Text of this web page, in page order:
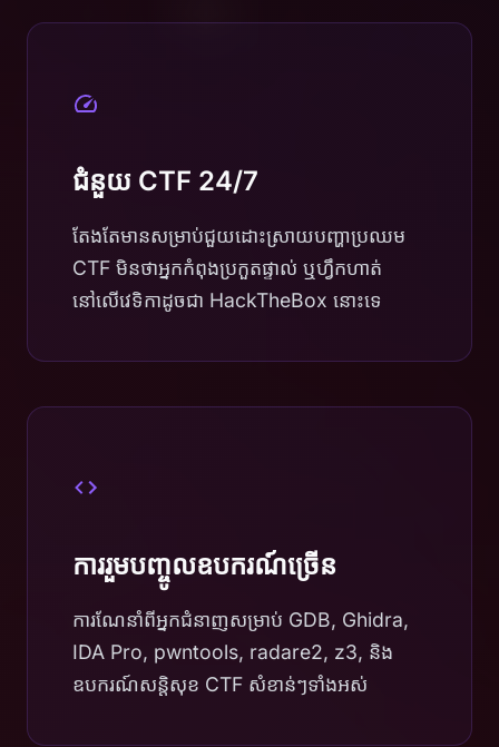
ជំនួយ CTF 24/7
តែងតែមានសម្រាប់ជួយដោះស្រាយបញ្ហាប្រឈម
CTF មិនថាអ្នកកំពុងប្រកួតផ្ទាល់ ឬហ្វឹកហាត់
នៅលើវេទិកាដូចជា HackTheBox នោះទេ
ការរួមបញ្ចូលឧបករណ៍ច្រើន
ការណែនាំពីអ្នកជំនាញសម្រាប់ GDB, Ghidra,
IDA Pro, pwntools, radare2, z3, និង
ឧបករណ៍សន្តិសុខ CTF សំខាន់ៗទាំងអស់